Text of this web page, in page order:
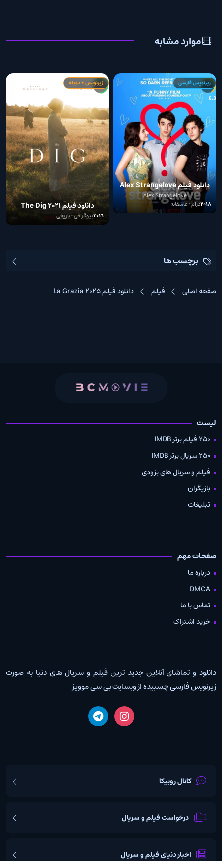
موارد مشابه
6.3
زیرنویس فارسی
دانلود فیلم Alex Strangelove
Alex Strangelove
2018درام • عاشقانه
زیرنویس + دوبله
دانلود فیلم The Dig 2021
2021بیوگرافی • تاریخی
برچسب ها
صفحه اصلی فیلم دانلود فیلم La Grazia 2025
لیست
250 فیلم برتر IMDB
250 سریال برتر IMDB
فیلم و سریال های بزودی
بازیگران
تبلیغات
صفحات مهم
درباره ما
DMCA
تماس با ما
خرید اشتراک
دانلود و تماشای آنلاین جدید ترین فیلم و سریال های دنیا به صورت
زیرنویس فارسی چسبیده از وبسایت بی سی موویز
کانال روبیکا
درخواست فیلم و سریال
اخبار دنیای فیلم و سریال